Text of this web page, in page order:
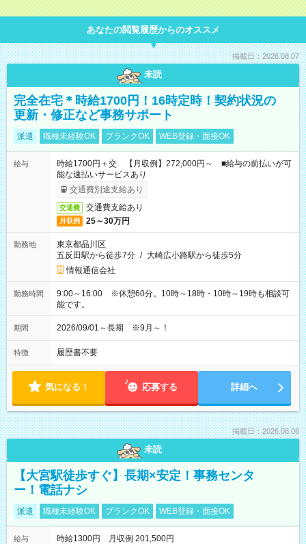
あなたの閲覧履歴からのオススメ
掲載日：2026.08.07
未読
完全在宅＊時給1700円！16時定時！契約状況の
更新・修正など事務サポート
派遣 職種未経験OK ブランクOK WEB登録・面接OK
給与
時給1700円＋交 【月収例】272,000円～ ■給与の前払いが可
能な速払いサービスあり
交通費別途支給あり
交通費 交通費支給あり
月収例 25～30万円
勤務地
東京都品川区
五反田駅から徒歩7分 / 大崎広小路駅から徒歩5分
情報通信会社
勤務時間
9:00～16:00 ※休憩60分。10時～18時・10時～19時も相談可
能です。
期間 2026/09/01～長期 ※9月～！
特徴 履歴書不要
気になる！ 応募する 詳細へ
掲載日：2026.08.06
未読
【大宮駅徒歩すぐ】長期×安定！事務センタ
ー！電話ナシ
派遣 職種未経験OK ブランクOK WEB登録・面接OK
給与
時給1300円 月収例 201,500円